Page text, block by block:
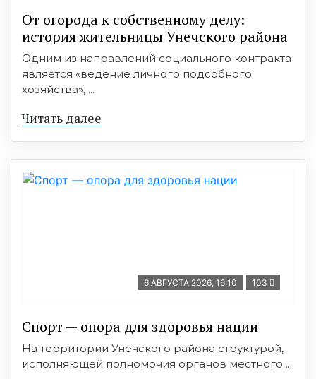
От огорода к собственному делу:
история жительницы Унечского района
Одним из направлений социального контракта
является «ведение личного подсобного
хозяйства», ...
Читать далее
6 АВГУСТА 2026, 16:10 103
Спорт — опора для здоровья нации
На территории Унечского района структурой,
исполняющей полномочия органов местного ...